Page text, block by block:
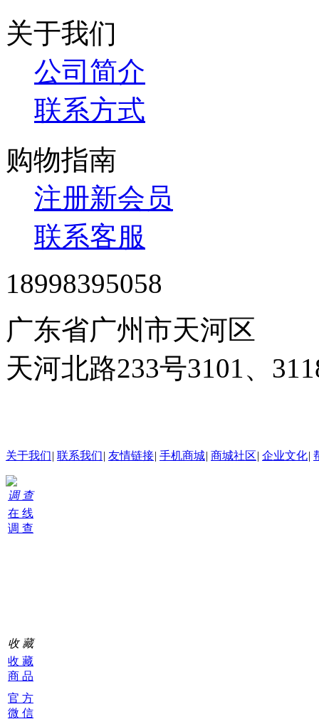
关于我们
公司简介
联系方式
购物指南
注册新会员
联系客服
18998395058
广东省广州市天河区
天河北路233号3101、
关于我们| 联系我们| 友情链接| 手机商城| 商城社区| 企业文化|
调 查
在 线
调 查
收 藏
收 藏
商 品
官 方
微 信